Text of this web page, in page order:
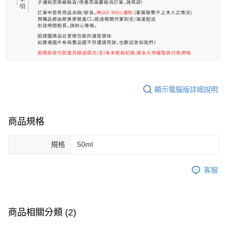
顯示電腦版詳細說明
商品規格
規格 50ml
客服
商品相關分類 (2)